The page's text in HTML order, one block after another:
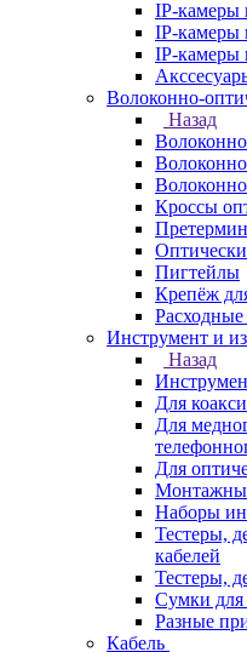
IP-камеры
IP-камеры
IP-камеры
Волоконно-
Назад
Кроссы
Пигтейлы
Крепёж
Инструмент и
Назад
Для
Для
Для
Наборы
Тестеры,
кабелей
Тестеры,
Сумки для
Разные
Кабель